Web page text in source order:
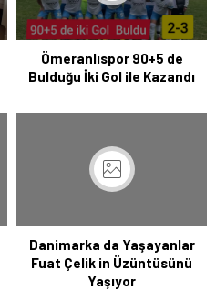
Ömeranlıspor 90+5 de
Bulduğu İki Gol ile Kazandı
Danimarka da Yaşayanlar
Fuat Çelik in Üzüntüsünü
Yaşıyor